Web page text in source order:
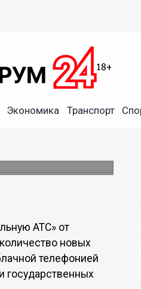
Экономика Транспорт
АТС» от
новых
телефонией
государственных